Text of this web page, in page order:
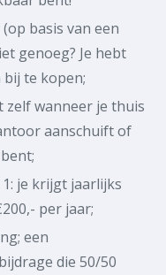
basis van een
genoeg? Je hebt
te kopen;
zelf wanneer je thuis
aanschuift of
je krijgt jaarlijks
per jaar;
een
die 50/50